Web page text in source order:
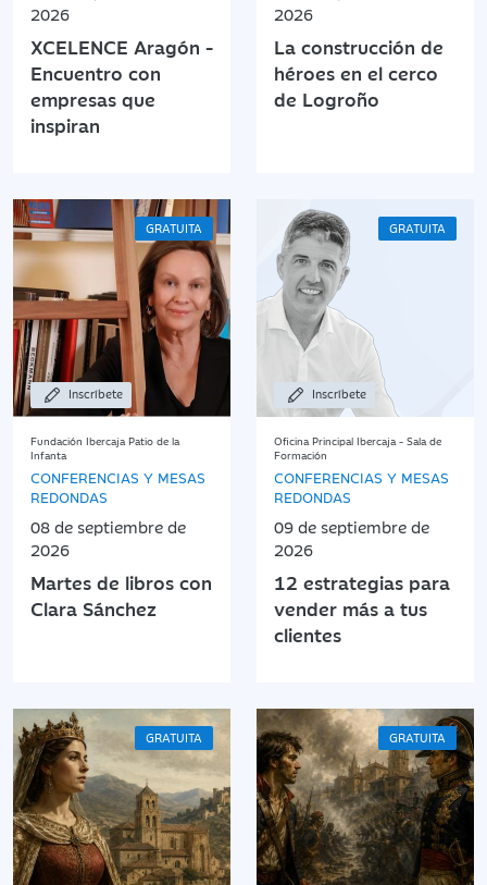
2026
XCELENCE Aragón -
Encuentro con
empresas que
inspiran
2026
La construcción de
héroes en el cerco
de Logroño
GRATUITA
Inscríbete
Fundación Ibercaja Patio de la
Infanta
CONFERENCIAS Y MESAS
REDONDAS
08 de septiembre de
2026
Martes de libros con
Clara Sánchez
GRATUITA
Inscríbete
Oficina Principal Ibercaja - Sala de
Formación
CONFERENCIAS Y MESAS
REDONDAS
09 de septiembre de
2026
12 estrategias para
vender más a tus
clientes
GRATUITA GRATUITA